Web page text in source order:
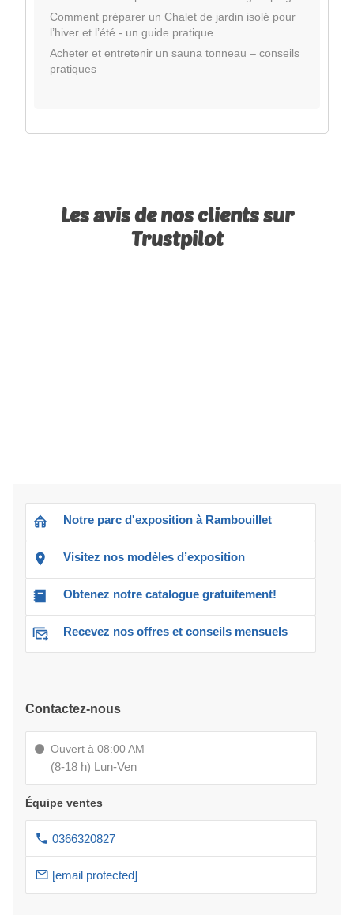
Comment préparer un Chalet de jardin isolé pour
l’hiver et l’été - un guide pratique
Acheter et entretenir un sauna tonneau – conseils
pratiques
Les avis de nos clients sur
Trustpilot
Notre parc d'exposition à Rambouillet
Visitez nos modèles d’exposition
Obtenez notre catalogue gratuitement!
Recevez nos offres et conseils mensuels
Contactez-nous
Ouvert à 08:00 AM
(8-18 h) Lun-Ven
Équipe ventes
0366320827
[email protected]